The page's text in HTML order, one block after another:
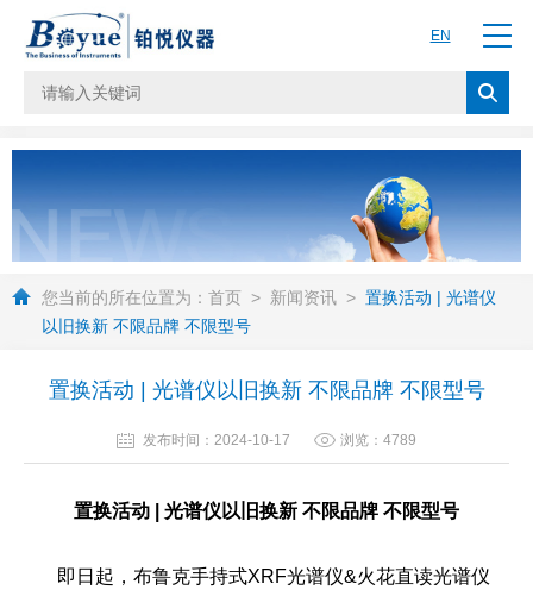
EN
您当前的所在位置为： 首页 > 新闻资讯 > 置换活动 | 光谱仪
以旧换新 不限品牌 不限型号
置换活动 | 光谱仪以旧换新 不限品牌 不限型号
发布时间：2024-10-17 浏览：4789
置换活动 | 光谱仪以旧换新 不限品牌 不限型号
即日起，布鲁克手持式XRF光谱仪&火花直读光谱仪